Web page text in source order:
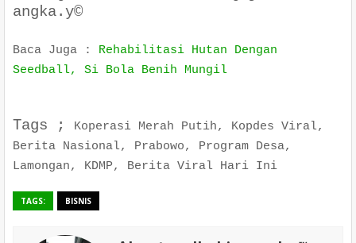
angka.y©
Baca Juga : Rehabilitasi Hutan Dengan
Seedball, Si Bola Benih Mungil
Tags ;
Koperasi Merah Putih, Kopdes Viral,
Berita Nasional, Prabowo, Program Desa,
Lamongan, KDMP, Berita Viral Hari Ini
TAGS: BISNIS